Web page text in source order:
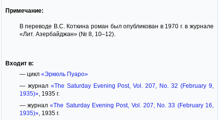
Примечание:
В переводе В.С. Коткина роман был опубликован в 1970 г. в журнале
«Лит. Азербайджан» (№ 8, 10–12).
Входит в:
— цикл «Эркюль Пуаро»
— журнал «The Saturday Evening Post, Vol. 207, No. 32 (February 9,
1935)», 1935 г.
— журнал«The Saturday Evening Post, Vol. 207, No. 33 (February 16,
1935)», 1935 г.